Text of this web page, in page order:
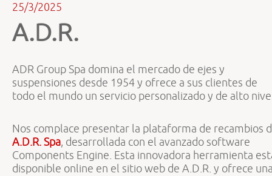
25/3/2025
A.D.R.
ADR Group Spa domina el mercado de ejes y
suspensiones desde 1954 y ofrece a sus clientes de
todo el mundo un servicio personalizado y de alto
Nos complace presentar la plataforma de recambios
A.D.R. Spa, desarrollada con el avanzado software
Components Engine. Esta innovadora herramienta
disponible online en el sitio web de A.D.R. y ofrece